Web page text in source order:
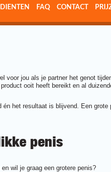
FAQ CONTACT
voor jou als je partner het genot
ooit heeft bereikt en al
én het resultaat is blijvend. Een
penis
wil je graag een grotere penis?